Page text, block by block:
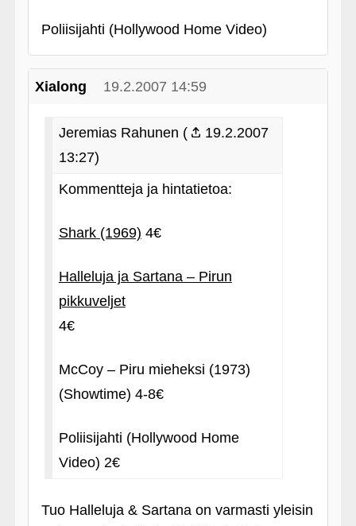
Poliisijahti (Hollywood Home Video)
Xialong 19.2.2007 14:59
Jeremias Rahunen (
19.2.2007
13:27)
Kommentteja ja hintatietoa:
Shark (1969) 4€
Halleluja ja Sartana – Pirun
pikkuveljet
4€
McCoy – Piru mieheksi (1973)
(Showtime) 4-8€
Poliisijahti (Hollywood Home
Video) 2€
Tuo Halleluja & Sartana on varmasti yleisin